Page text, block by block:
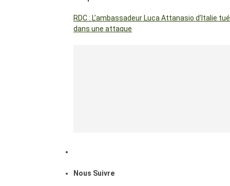
RDC : L’ambassadeur Luca Attanasio d’Italie tué
dans une attaque
Nous Suivre